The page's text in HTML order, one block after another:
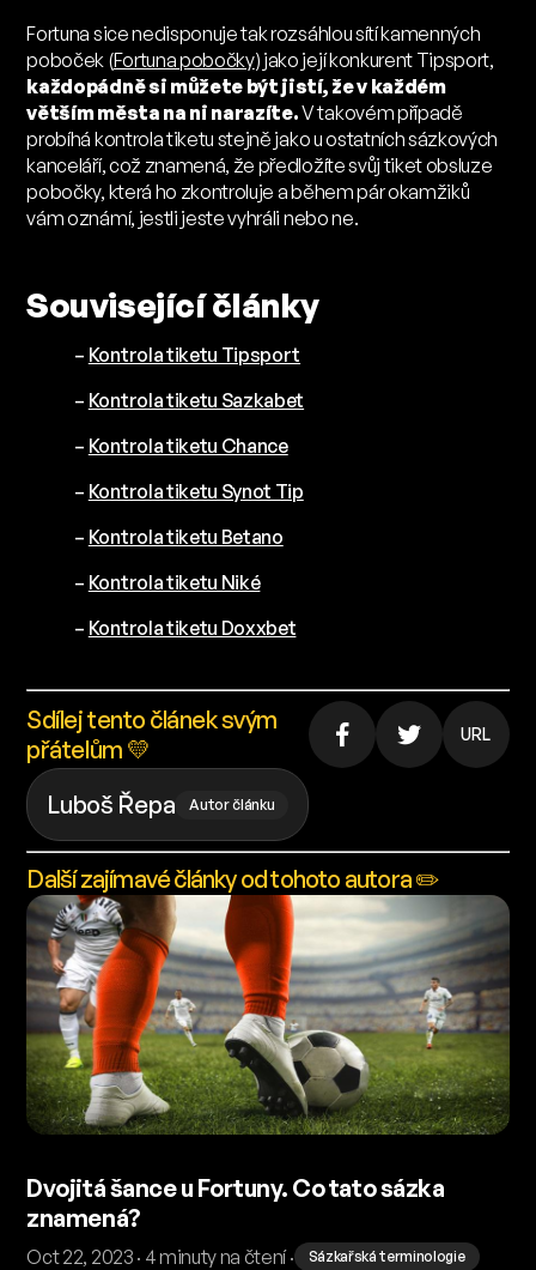
Fortuna sice nedisponuje tak rozsáhlou sítí kamenných
poboček (Fortuna pobočky) jako její konkurent Tipsport,
každopádně si můžete být jistí, že v každém
větším města na ni narazíte.V takovém případě
probíhá kontrola tiketu stejně jako u ostatních sázkových
kanceláří, což znamená, že předložíte svůj tiket obsluze
pobočky, která ho zkontroluje a během pár okamžiků
vám oznámí, jestli jeste vyhráli nebo ne.
Související články
– Kontrola tiketu Tipsport
– Kontrola tiketu Sazkabet
– Kontrola tiketu Chance
– Kontrola tiketu Synot Tip
– Kontrola tiketu Betano
– Kontrola tiketu Niké
– Kontrola tiketu Doxxbet
Sdílej tento článek svým
přátelům 💛
URL
Luboš Řepa Autor článku
Další zajímavé články od tohoto autora ✏️
Dvojitá šance u Fortuny. Co tato sázka
znamená?
Oct 22, 2023 · 4 minuty na čtení · Sázkařská terminologie